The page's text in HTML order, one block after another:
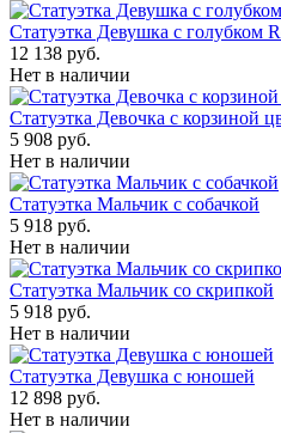
Статуэтка Девушка с голубком
12 138 руб.
Нет в наличии
Статуэтка Девочка с корзиной
5 908 руб.
Нет в наличии
Статуэтка Мальчик с собачкой
5 918 руб.
Нет в наличии
Статуэтка Мальчик со скрипкой
5 918 руб.
Нет в наличии
Статуэтка Девушка с юношей
12 898 руб.
Нет в наличии